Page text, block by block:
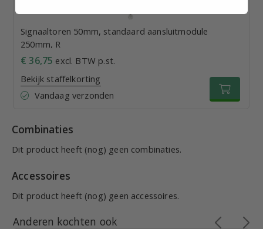
Signaaltoren 50mm, standaard aansluitmodule
250mm, R
€ 36,75 excl. BTW p.st.
Bekijk staffelkorting
Vandaag verzonden
Combinaties
Dit product heeft (nog) geen combinaties.
Accessoires
Dit product heeft (nog) geen accessoires.
Anderen kochten ook